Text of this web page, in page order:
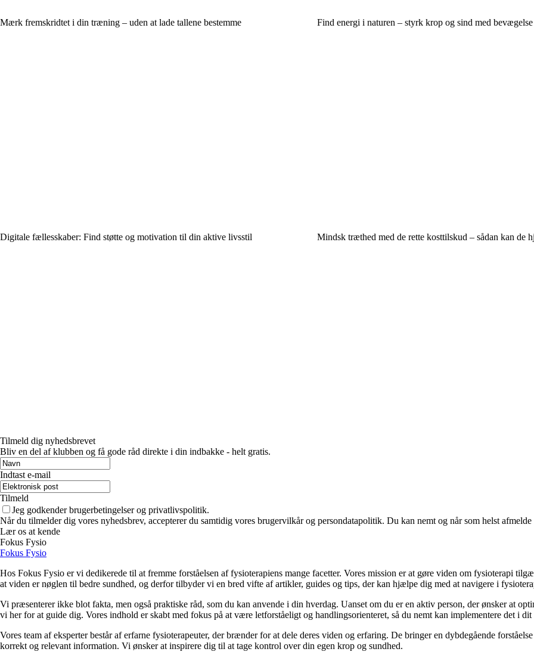
Mærk fremskridtet i din træning – uden at lade tallene bestemme Find energi i naturen – styrk krop og sind med
Digitale fællesskaber: Find støtte og motivation til din aktive livsstil Mindsk træthed med de rette kosttilskud – sådan kan de
Tilmeld dig nyhedsbrevet
Bliv en del af klubben og få gode råd direkte i din indbakke - helt gratis.
Indtast e-mail
Tilmeld
Jeg godkender brugerbetingelser og privatlivspolitik.
Når du tilmelder dig vores nyhedsbrev, accepterer du samtidig vores brugervilkår og persondatapolitik. Du kan nemt og når som helst
Lær os at kende
Fokus Fysio
Fokus Fysio
Hos Fokus Fysio er vi dedikerede til at fremme forståelsen af fysioterapiens mange facetter. Vores mission er at gøre viden om fysioterapi
at viden er nøglen til bedre sundhed, og derfor tilbyder vi en bred vifte af artikler, guides og tips, der kan hjælpe dig med at navigere i
Vi præsenterer ikke blot fakta, men også praktiske råd, som du kan anvende i din hverdag. Uanset om du er en aktiv person, der ønsker at
vi her for at guide dig. Vores indhold er skabt med fokus på at være letforståeligt og handlingsorienteret, så du nemt kan implementere det i dit
Vores team af eksperter består af erfarne fysioterapeuter, der brænder for at dele deres viden og erfaring. De bringer en dybdegående
korrekt og relevant information. Vi ønsker at inspirere dig til at tage kontrol over din egen krop og sundhed.